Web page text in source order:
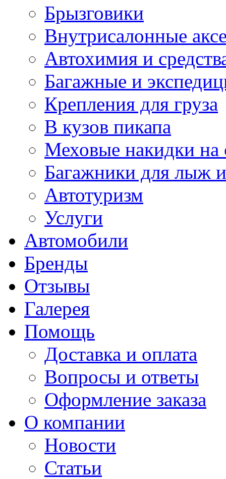
Брызговики
Внутрисалонные
Автохимия и
Багажные и
Крепления для груза
В кузов пикапа
Меховые накидки на
Багажники для лыж
Автотуризм
Услуги
Автомобили
Бренды
Отзывы
Галерея
Помощь
Доставка и оплата
Вопросы и ответы
Оформление заказа
О компании
Новости
Статьи